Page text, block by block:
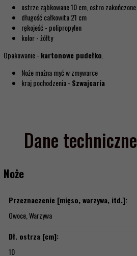
ostrze ząbkowane 10 cm, ostro zakończone
długość całkowita 21 cm
rękojeść - polipropylen
kolor - żółty
Opakowanie - kartonowe pudełko
Noże można myć w zmywarce
kraj pochodzenia - Szwajcaria
Dane techniczne
Noże
Przeznaczenie [mięso, warzywa, itd.]:
Owoce, Warzywa
Dł. ostrza [cm]:
10